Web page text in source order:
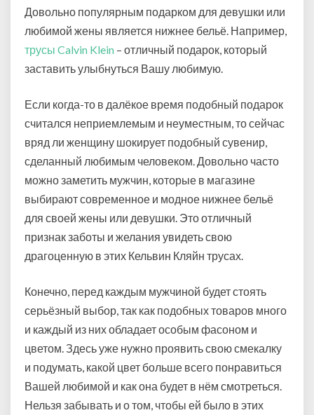
Довольно популярным подарком для девушки или
любимой жены является нижнее бельё. Например,
трусы Calvin Klein – отличный подарок, который
заставить улыбнуться Вашу любимую.
Если когда-то в далёкое время подобный подарок
считался неприемлемым и неуместным, то сейчас
вряд ли женщину шокирует подобный сувенир,
сделанный любимым человеком. Довольно часто
можно заметить мужчин, которые в магазине
выбирают современное и модное нижнее бельё
для своей жены или девушки. Это отличный
признак заботы и желания увидеть свою
драгоценную в этих Кельвин Кляйн трусах.
Конечно, перед каждым мужчиной будет стоять
серьёзный выбор, так как подобных товаров много
и каждый из них обладает особым фасоном и
цветом. Здесь уже нужно проявить свою смекалку
и подумать, какой цвет больше всего понравиться
Вашей любимой и как она будет в нём смотреться.
Нельзя забывать и о том, чтобы ей было в этих